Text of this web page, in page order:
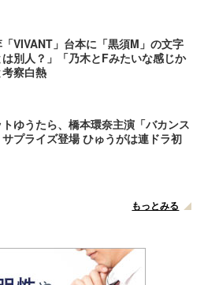
VIVANT」台本に「黒須M」の文字
は別人？」「乃木とFみたいな感じか
察白熱
トゆうたら、橋本環奈主演「バカンス
プライズ登場 ひゅうがは連ドラ初
もっとみる